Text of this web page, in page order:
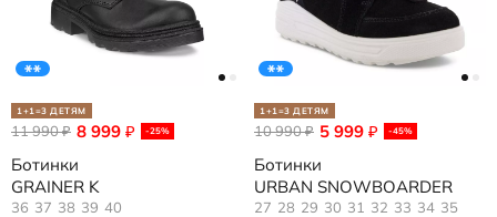
1+1=3 ДЕТЯМ
8 999 ₽ -25%
11 990₽
Ботинки
GRAINER K
36 37 38 39 40
1+1=3 ДЕТЯМ
5 999 ₽ -45%
10 990₽
Ботинки
URBAN SNOWBOARDER
27 28 29 30 31 32 33 34 35